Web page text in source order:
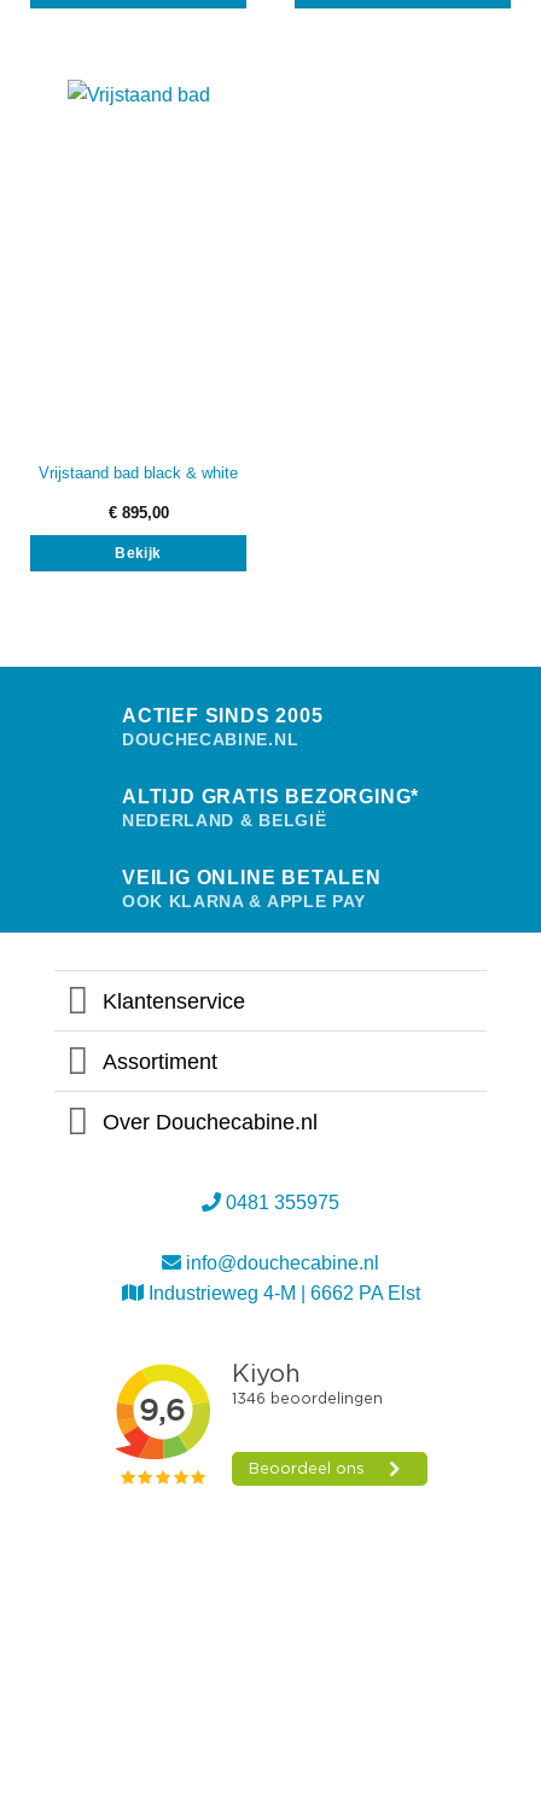
Vrijstaand bad black & white
€895,00
Bekijk
ACTIEF SINDS 2005
DOUCHECABINE.NL
ALTIJD GRATIS BEZORGING*
NEDERLAND & BELGIË
VEILIG ONLINE BETALEN
OOK KLARNA & APPLE PAY
Klantenservice
Assortiment
Over Douchecabine.nl
0481 355975
info@douchecabine.nl
Industrieweg 4-M | 6662 PA Elst